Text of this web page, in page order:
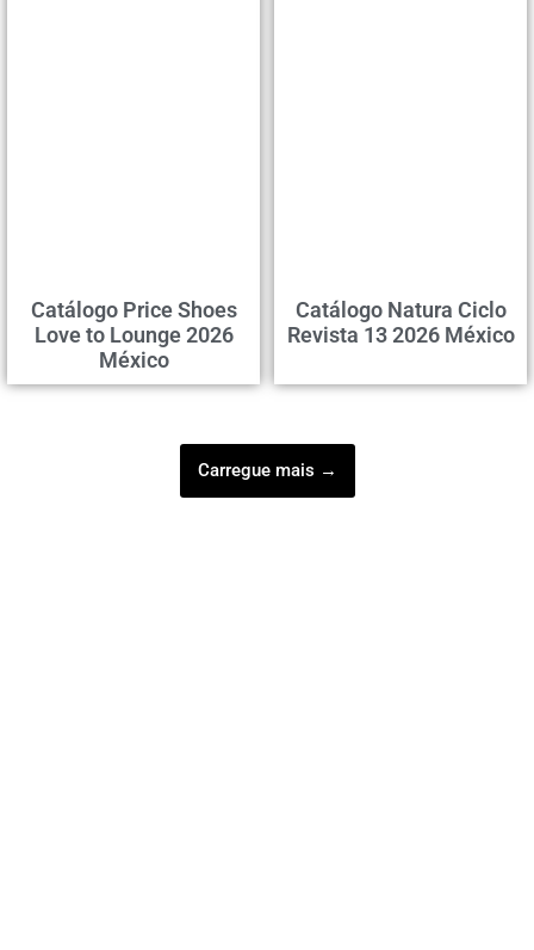
Catálogo Price Shoes
Love to Lounge 2026
México
Catálogo Natura Ciclo
Revista 13 2026 México
Carregue mais →